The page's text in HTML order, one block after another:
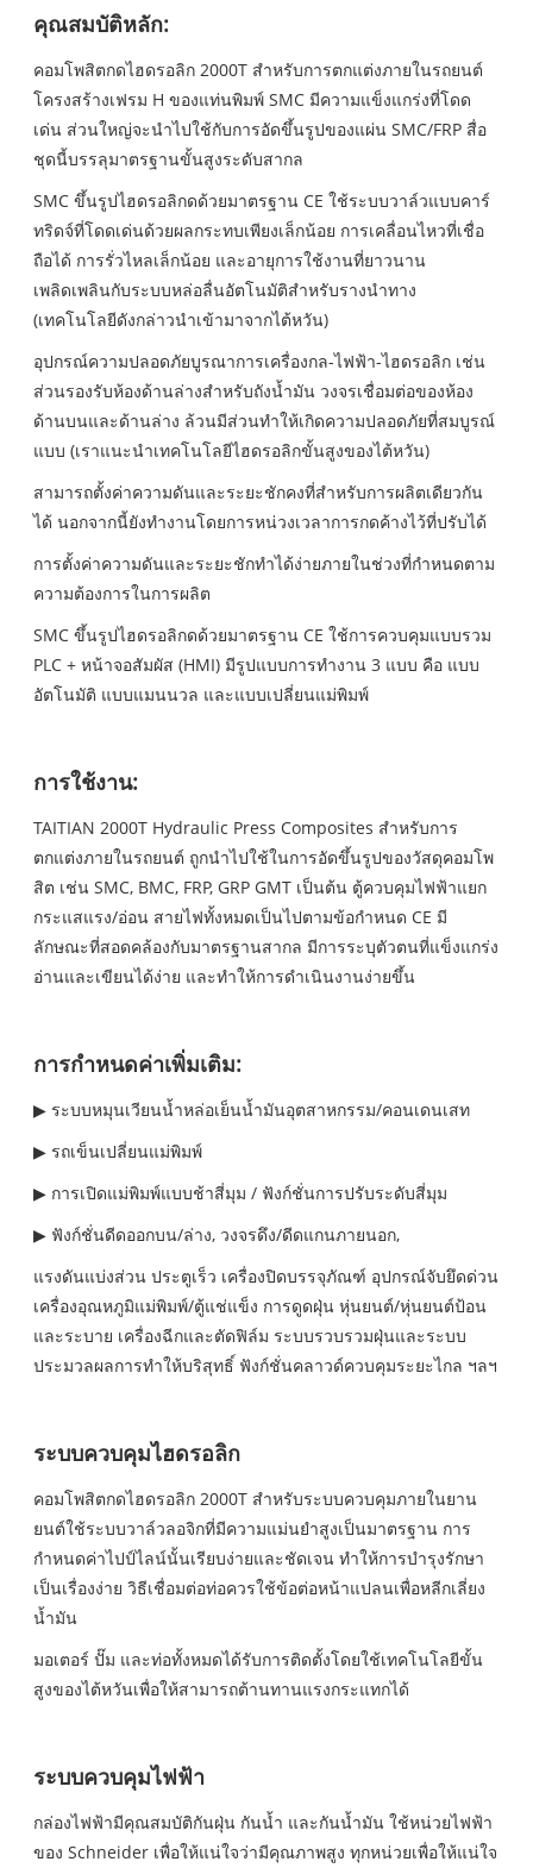
คุณสมบัติหลัก:
คอมโพสิตกดไฮดรอลิก 2000T สำหรับการตกแต่งภายในรถยนต์
โครงสร้างเฟรม H ของแท่นพิมพ์ SMC มีความแข็งแกร่งที่โดด
เด่น ส่วนใหญ่จะนำไปใช้กับการอัดขึ้นรูปของแผ่น SMC/FRP สื่อ
ชุดนี้บรรลุมาตรฐานขั้นสูงระดับสากล
SMC ขึ้นรูปไฮดรอลิกดด้วยมาตรฐาน CE ใช้ระบบวาล์วแบบคาร์
ทริดจ์ที่โดดเด่นด้วยผลกระทบเพียงเล็กน้อย การเคลื่อนไหวที่เชื่อ
ถือได้ การรั่วไหลเล็กน้อย และอายุการใช้งานที่ยาวนาน
เพลิดเพลินกับระบบหล่อลื่นอัตโนมัติสำหรับรางนำทาง
(เทคโนโลยีดังกล่าวนำเข้ามาจากไต้หวัน)
อุปกรณ์ความปลอดภัยบูรณาการเครื่องกล-ไฟฟ้า-ไฮดรอลิก เช่น
ส่วนรองรับห้องด้านล่างสำหรับถังน้ำมัน วงจรเชื่อมต่อของห้อง
ด้านบนและด้านล่าง ล้วนมีส่วนทำให้เกิดความปลอดภัยที่สมบูรณ์
แบบ (เราแนะนำเทคโนโลยีไฮดรอลิกขั้นสูงของไต้หวัน)
สามารถตั้งค่าความดันและระยะชักคงที่สำหรับการผลิตเดียวกัน
ได้ นอกจากนี้ยังทำงานโดยการหน่วงเวลาการกดค้างไว้ที่ปรับได้
การตั้งค่าความดันและระยะชักทำได้ง่ายภายในช่วงที่กำหนดตาม
ความต้องการในการผลิต
SMC ขึ้นรูปไฮดรอลิกดด้วยมาตรฐาน CE ใช้การควบคุมแบบรวม
PLC + หน้าจอสัมผัส (HMI) มีรูปแบบการทำงาน 3 แบบ คือ แบบ
อัตโนมัติ แบบแมนนวล และแบบเปลี่ยนแม่พิมพ์
การใช้งาน:
TAITIAN 2000T Hydraulic Press Composites สำหรับการ
ตกแต่งภายในรถยนต์ ถูกนำไปใช้ในการอัดขึ้นรูปของวัสดุคอมโพ
สิต เช่น SMC, BMC, FRP, GRP GMT เป็นต้น ตู้ควบคุมไฟฟ้าแยก
กระแสแรง/อ่อน สายไฟทั้งหมดเป็นไปตามข้อกำหนด CE มี
ลักษณะที่สอดคล้องกับมาตรฐานสากล มีการระบุตัวตนที่แข็งแกร่ง
อ่านและเขียนได้ง่าย และทำให้การดำเนินงานง่ายขึ้น
การกำหนดค่าเพิ่มเติม:
▶ ระบบหมุนเวียนน้ำหล่อเย็นน้ำมันอุตสาหกรรม/คอนเดนเสท
▶ รถเข็นเปลี่ยนแม่พิมพ์
▶ การเปิดแม่พิมพ์แบบช้าสี่มุม / ฟังก์ชั่นการปรับระดับสี่มุม
▶ ฟังก์ชั่นดีดออกบน/ล่าง, วงจรดึง/ดีดแกนภายนอก,
แรงดันแบ่งส่วน ประตูเร็ว เครื่องปิดบรรจุภัณฑ์ อุปกรณ์จับยึดด่วน
เครื่องอุณหภูมิแม่พิมพ์/ตู้แช่แข็ง การดูดฝุ่น หุ่นยนต์/หุ่นยนต์ป้อน
และระบาย เครื่องฉีกและตัดฟิล์ม ระบบรวบรวมฝุ่นและระบบ
ประมวลผลการทำให้บริสุทธิ์ ฟังก์ชั่นคลาวด์ควบคุมระยะไกล ฯลฯ
ระบบควบคุมไฮดรอลิก
คอมโพสิตกดไฮดรอลิก 2000T สำหรับระบบควบคุมภายในยาน
ยนต์ใช้ระบบวาล์วลอจิกที่มีความแม่นยำสูงเป็นมาตรฐาน การ
กำหนดค่าไปป์ไลน์นั้นเรียบง่ายและชัดเจน ทำให้การบำรุงรักษา
เป็นเรื่องง่าย วิธีเชื่อมต่อท่อควรใช้ข้อต่อหน้าแปลนเพื่อหลีกเลี่ยง
น้ำมัน
มอเตอร์ ปั๊ม และท่อทั้งหมดได้รับการติดตั้งโดยใช้เทคโนโลยีขั้น
สูงของไต้หวันเพื่อให้สามารถต้านทานแรงกระแทกได้
ระบบควบคุมไฟฟ้า
กล่องไฟฟ้ามีคุณสมบัติกันฝุ่น กันน้ำ และกันน้ำมัน ใช้หน่วยไฟฟ้า
ของ Schneider เพื่อให้แน่ใจว่ามีคุณภาพสูง ทุกหน่วยเพื่อให้แน่ใจ